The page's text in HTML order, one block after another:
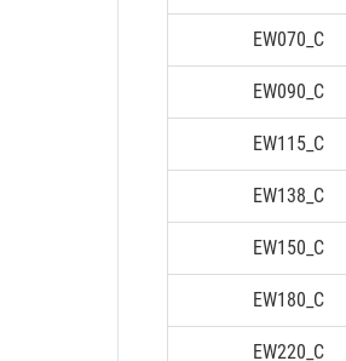
EW070_C
EW090_C
EW115_C
EW138_C
EW150_C
EW180_C
EW220_C